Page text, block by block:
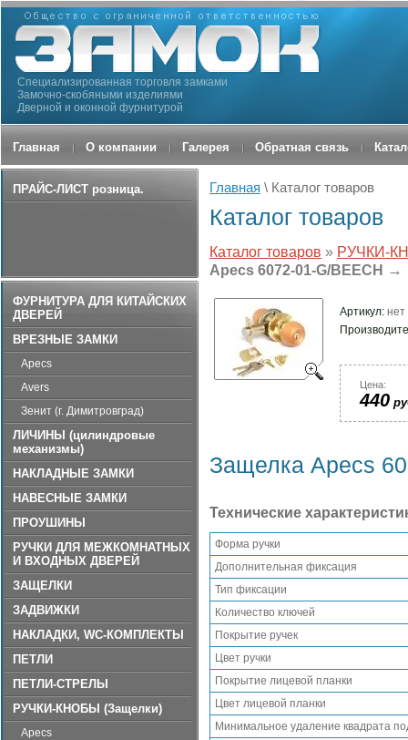
Главная О компании Галерея Обратная связь
Специализированная торговля замками
Замочно-скобяными изделиями
Дверной и оконной фурнитурой
ПРАЙС-ЛИСТ розница.
ФУРНИТУРА ДЛЯ КИТАЙСКИХ
ДВЕРЕЙ
ВРЕЗНЫЕ ЗАМКИ
Apecs
Avers
Зенит (г. Димитровград)
ЛИЧИНЫ (цилиндровые
механизмы)
НАКЛАДНЫЕ ЗАМКИ
НАВЕСНЫЕ ЗАМКИ
ПРОУШИНЫ
РУЧКИ ДЛЯ МЕЖКОМНАТНЫХ
И ВХОДНЫХ ДВЕРЕЙ
ЗАЩЕЛКИ
ЗАДВИЖКИ
НАКЛАДКИ, WC-КОМПЛЕКТЫ
ПЕТЛИ
ПЕТЛИ-СТРЕЛЫ
РУЧКИ-КНОБЫ (Защелки)
Apecs
Главная \ Каталог товаров
Каталог товаров
Каталог товаров » РУЧКИ-
Apecs 6072-01-G/BEECH
→
Артикул: нет
Цена:
440
Защелка Apecs
Технические
Форма ручки
Дополнительная фиксация
Тип фиксации
Количество ключей
Покрытие ручек
Цвет ручки
Покрытие лицевой планки
Цвет лицевой планки
Минимальное удаление квадрата